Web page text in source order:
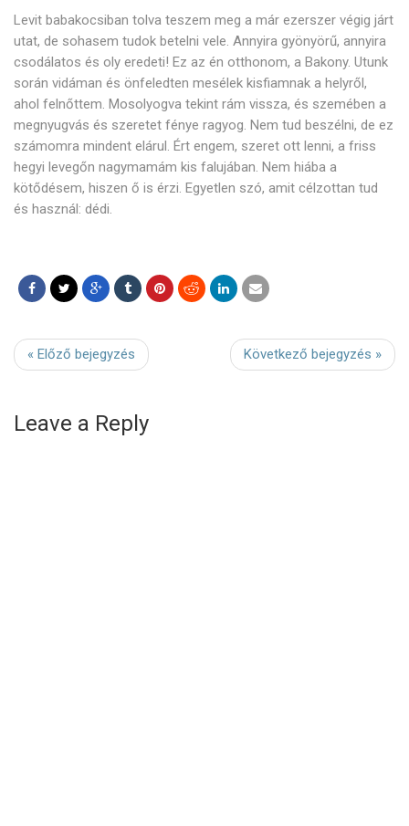
Levit babakocsiban tolva teszem meg a már ezerszer végig járt
utat, de sohasem tudok betelni vele. Annyira gyönyörű, annyira
csodálatos és oly eredeti! Ez az én otthonom, a Bakony. Utunk
során vidáman és önfeledten mesélek kisfiamnak a helyről,
ahol felnőttem. Mosolyogva tekint rám vissza, és szemében a
megnyugvás és szeretet fénye ragyog. Nem tud beszélni, de ez
számomra mindent elárul. Ért engem, szeret ott lenni, a friss
hegyi levegőn nagymamám kis falujában. Nem hiába a
kötődésem, hiszen ő is érzi. Egyetlen szó, amit célzottan tud
és használ: dédi.
« Előző bejegyzés Következő bejegyzés »
Leave a Reply